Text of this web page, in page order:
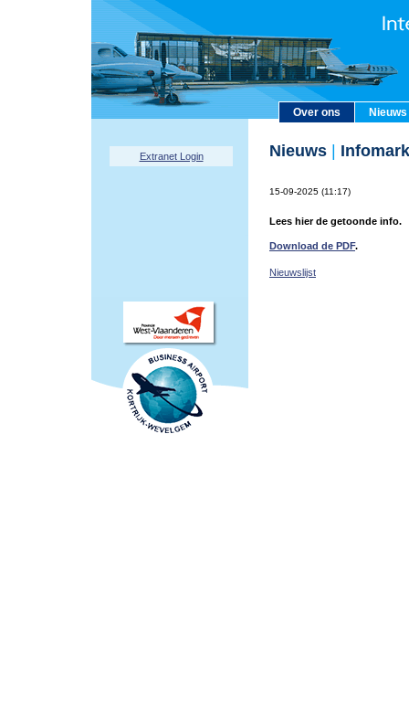
Over ons Nieuws
Extranet Login Nieuws
15-09-2025 (11:17)
Lees hier de getoonde info.
Download de PDF.
Nieuwslijst